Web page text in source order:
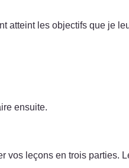
atteint les objectifs que je
ensuite.
vos leçons en trois parties.